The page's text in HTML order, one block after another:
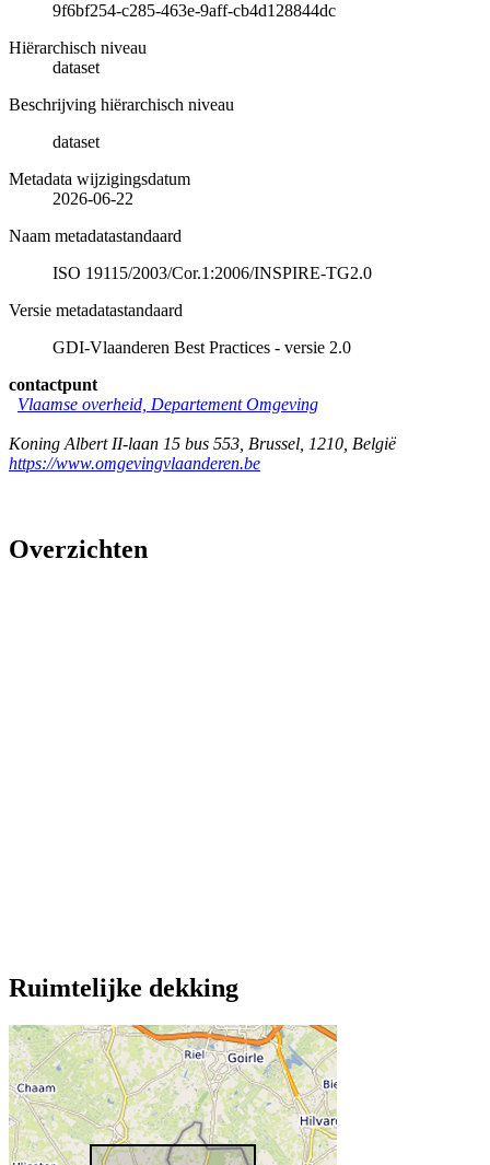
9f6bf254-c285-463e-9aff-cb4d128844dc
Hiërarchisch niveau
dataset
Beschrijving hiërarchisch niveau
dataset
Metadata wijzigingsdatum
2026-06-22
Naam metadatastandaard
ISO 19115/2003/Cor.1:2006/INSPIRE-TG2.0
Versie metadatastandaard
GDI-Vlaanderen Best Practices - versie 2.0
contactpunt
Vlaamse overheid, Departement Omgeving
Koning Albert II-laan 15 bus 553 Brussel 1210 België
https://www.omgevingvlaanderen.be
Overzichten
Ruimtelijke dekking